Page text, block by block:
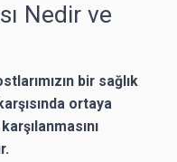
Nedir ve
bir sağlık
ortaya